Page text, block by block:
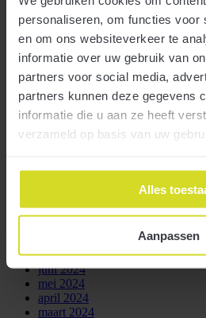
personaliseren, om functies voor
en om ons websiteverkeer te
informatie over uw gebruik van
partners voor social media,
partners kunnen deze gegevens
informatie die u aan ze heeft
verzameld op basis van uw
Alles
Aanpassen
maart 2026
februari 2026
januari 2026
oktober 2025
juli 2025
juni 2025
mei 2025
maart 2025
januari 2025
oktober 2024
juli 2024
juni 2024
mei 2024
april 2024
maart 2024